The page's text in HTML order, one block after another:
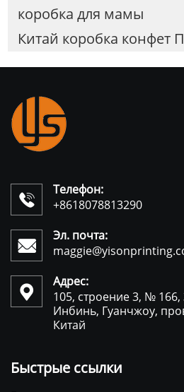
коробка для мамы
Китай коробка конфет

Телефон:
+8618078813290

Эл. почта:

Адрес:
105, строение 3, №
Инбинь, Гуанчжоу,
Китай
Быстрые ссылки